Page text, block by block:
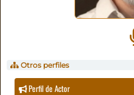
Otros perfiles
Perfil de Actor